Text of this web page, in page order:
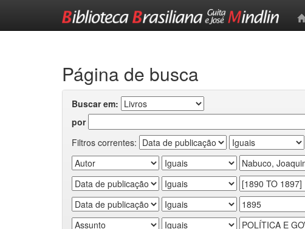
Página de busca
Buscar em:
por
Filtros correntes: